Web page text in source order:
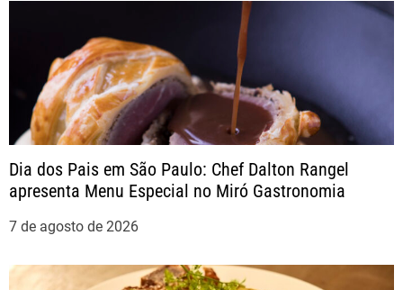
ã
o
d
e
Dia dos Pais em São Paulo: Chef Dalton Rangel
apresenta Menu Especial no Miró Gastronomia
7 de agosto de 2026